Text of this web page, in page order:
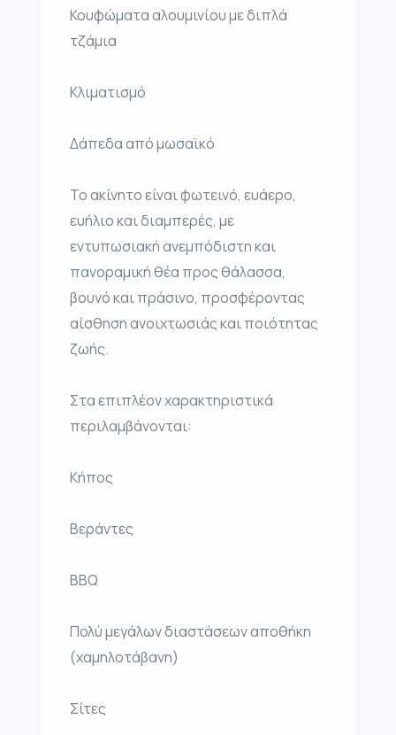
Κουφώματα αλουμινίου με διπλά
τζάμια
Κλιματισμό
Δάπεδα από μωσαϊκό
Το ακίνητο είναι φωτεινό, ευάερο,
ευήλιο και διαμπερές, με
εντυπωσιακή ανεμπόδιστη και
πανοραμική θέα προς θάλασσα,
βουνό και πράσινο, προσφέροντας
αίσθηση ανοιχτωσιάς και ποιότητας
ζωής.
Στα επιπλέον χαρακτηριστικά
περιλαμβάνονται:
Κήπος
Βεράντες
BBQ
Πολύ μεγάλων διαστάσεων αποθήκη
(χαμηλοτάβανη)
Σίτες